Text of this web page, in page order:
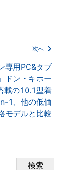
次へ
専用PC&タブ
ドン・キホー
載の10.1型着
1、他の低価
モデルと比較
検索